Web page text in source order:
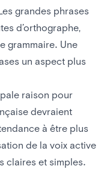
grandes phrases
d’orthographe,
grammaire. Une
un aspect plus
raison pour
devraient
à être plus
de la voix active
claires et simples.